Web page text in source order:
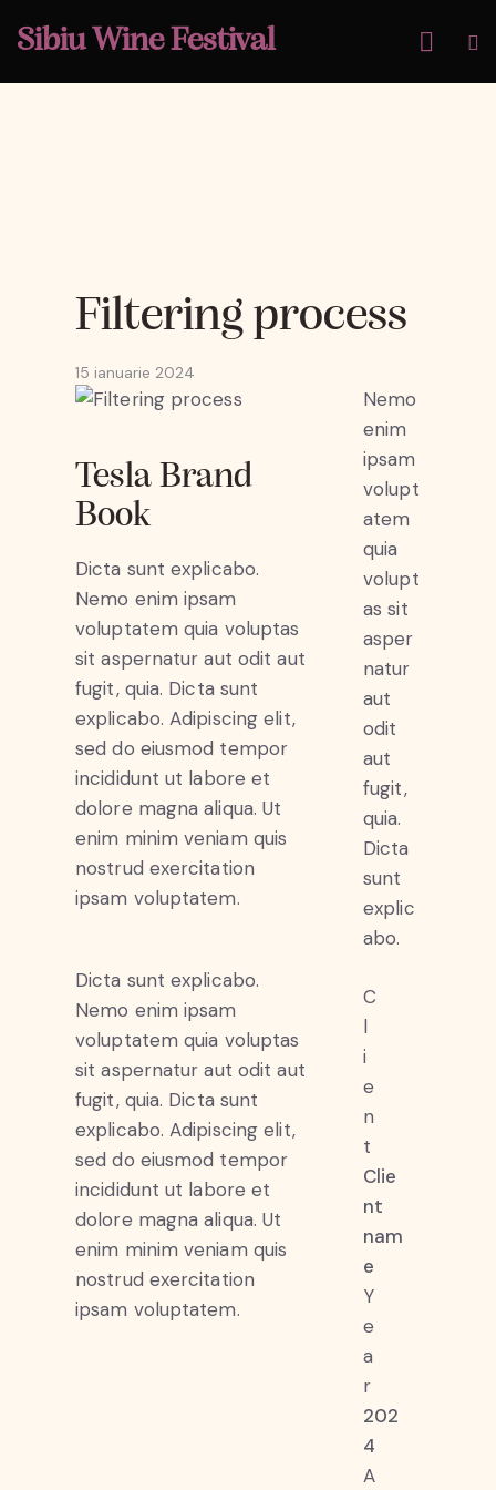
Sibiu Wine Festival
Filtering process
15 ianuarie 2024
Tesla Brand
Book
Dicta sunt explicabo.
Nemo enim ipsam
voluptatem quia voluptas
sit aspernatur aut odit aut
fugit, quia. Dicta sunt
explicabo. Adipiscing elit,
sed do eiusmod tempor
incididunt ut labore et
dolore magna aliqua. Ut
enim minim veniam quis
nostrud exercitation
ipsam voluptatem.
Dicta sunt explicabo.
Nemo enim ipsam
voluptatem quia voluptas
sit aspernatur aut odit aut
fugit, quia. Dicta sunt
explicabo. Adipiscing elit,
sed do eiusmod tempor
incididunt ut labore et
dolore magna aliqua. Ut
enim minim veniam quis
nostrud exercitation
ipsam voluptatem.
Nemo
enim
ipsam
volupt
atem
quia
volupt
as sit
asper
natur
aut
odit
aut
fugit,
quia.
Dicta
sunt
explic
abo.
C
l
i
e
n
t
Clie
nt
nam
e
Y
e
a
r
202
4
A